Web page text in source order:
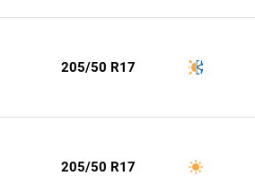
205/50 R17
205/50 R17